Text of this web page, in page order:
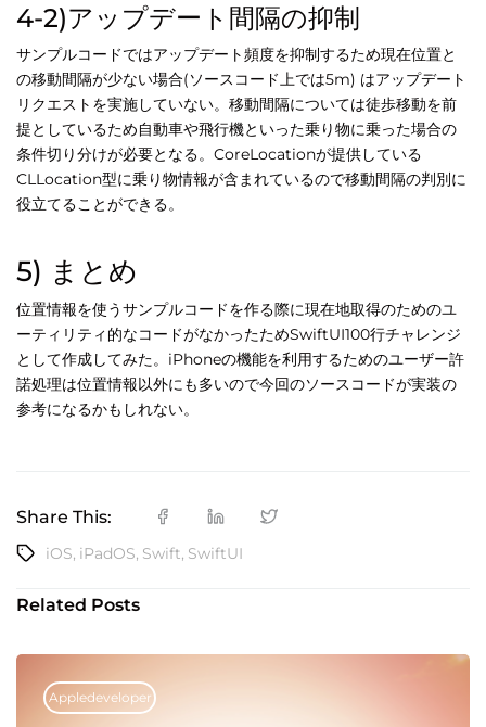
4-2)アップデート間隔の抑制
サンプルコードではアップデート頻度を抑制するため現在位置と
の移動間隔が少ない場合(ソースコード上では5m) はアップデート
リクエストを実施していない。移動間隔については徒歩移動を前
提としているため自動車や飛行機といった乗り物に乗った場合の
条件切り分けが必要となる。CoreLocationが提供している
CLLocation型に乗り物情報が含まれているので移動間隔の判別に
役立てることができる。
5) まとめ
位置情報を使うサンプルコードを作る際に現在地取得のためのユ
ーティリティ的なコードがなかったためSwiftUI100行チャレンジ
として作成してみた。iPhoneの機能を利用するためのユーザー許
諾処理は位置情報以外にも多いので今回のソースコードが実装の
参考になるかもしれない。
Share This:
iOS, iPadOS, Swift, SwiftUI
Related Posts
Appledeveloper